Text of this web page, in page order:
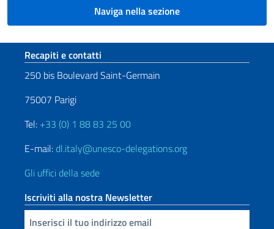
Naviga nella sezione
Sezione footer
Recapiti e contatti
250 bis Boulevard Saint-Germain
75007 Parigi
Tel: +33 (0) 1 88 83 25 00
E-mail: dl.italy@unesco-delegations.org
Gli uffici della sede
Iscriviti alla nostra Newsletter
Inserisci la tua email